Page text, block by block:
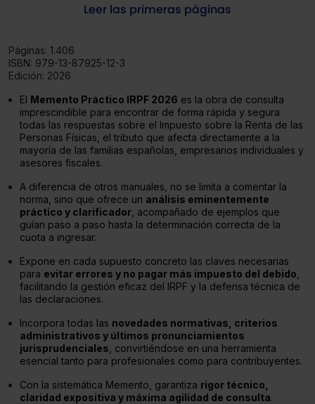
Leer las primeras páginas
Páginas: 1.406
ISBN: 979-13-87925-12-3
Edición: 2026
El Memento Práctico IRPF 2026 es la obra de consulta
imprescindible para encontrar de forma rápida y segura
todas las respuestas sobre el Impuesto sobre la Renta de las
Personas Físicas, el tributo que afecta directamente a la
mayoría de las familias españolas, empresarios individuales y
asesores fiscales.
A diferencia de otros manuales, no se limita a comentar la
norma, sino que ofrece un análisis eminentemente
práctico y clarificador , acompañado de ejemplos que
guían paso a paso hasta la determinación correcta de la
cuota a ingresar.
Expone en cada supuesto concreto las claves necesarias
para evitar errores y no pagar más impuesto del debido
facilitando la gestión eficaz del IRPF y la defensa técnica de
las declaraciones.
Incorpora todas las novedades normativas, criterios
administrativos y últimos pronunciamientos
jurisprudenciales , convirtiéndose en una herramienta
esencial tanto para profesionales como para contribuyentes.
Con la sistemática Memento, garantiza rigor técnico,
claridad expositiva y máxima agilidad de consulta.